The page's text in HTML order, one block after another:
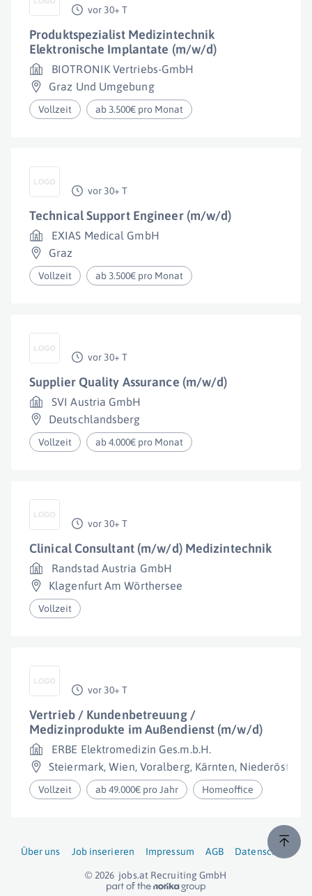
vor 30+ T
Produktspezialist Medizintechnik
Elektronische Implantate (m/w/d)
BIOTRONIK Vertriebs-GmbH
Graz Und Umgebung
Vollzeit ab 3.500€ pro Monat
vor 30+ T
Technical Support Engineer (m/w/d)
EXIAS Medical GmbH
Graz
Vollzeit ab 3.500€ pro Monat
vor 30+ T
Supplier Quality Assurance (m/w/d)
SVI Austria GmbH
Deutschlandsberg
Vollzeit ab 4.000€ pro Monat
vor 30+ T
Clinical Consultant (m/w/d) Medizintechnik
Randstad Austria GmbH
Klagenfurt Am Wörthersee
Vollzeit
vor 30+ T
Vertrieb / Kundenbetreuung /
Medizinprodukte im Außendienst (m/w/d)
ERBE Elektromedizin Ges.m.b.H.
Steiermark,Wien, Voralberg, Kärnten,
Vollzeit ab 49.000€ pro Jahr Homeoffice
Über uns Job inserieren Impressum AGB Datenschutz
© 2026 jobs.at Recruiting GmbH